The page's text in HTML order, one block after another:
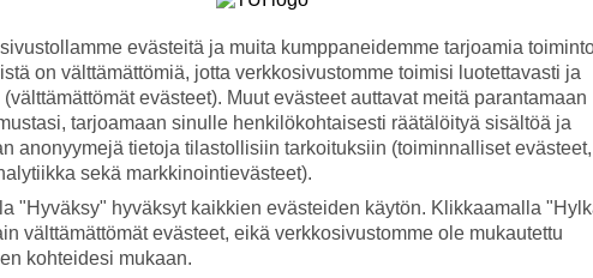
evästeitä ja muita kumppaneidemme tarjoamia
on välttämättömiä, jotta verkkosivustomme toimisi luotettavasti ja
evästeet). Muut evästeet auttavat meitä parantamaan
tarjoamaan sinulle henkilökohtaisesti räätälöityä sisältöä ja
anonyymejä tietoja tilastollisiin tarkoituksiin (toiminnalliset evästeet,
sekä markkinointievästeet).
"Hyväksy" hyväksyt kaikkien evästeiden käytön. Klikkaamalla
välttämättömät evästeet, eikä verkkosivustomme ole mukautettu
kohteidesi mukaan.